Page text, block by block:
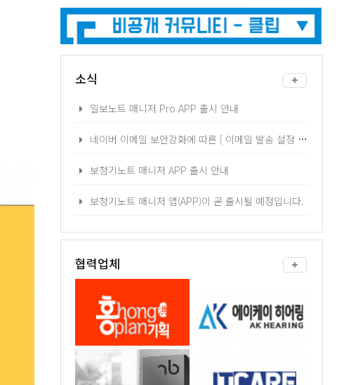
소식
일보노트 매니저 Pro APP 출시 안내
네이버 이메일 보안강화에 따른 [ 이메일 발송 설정 ] 2차 인증 - 어플리케이션 비밀번호 발급 방법 안내
보청기노트 매니저 APP 출시 안내
보청기노트 매니저 앱(APP)이 곧 출시될 예정입니다.
협력업체